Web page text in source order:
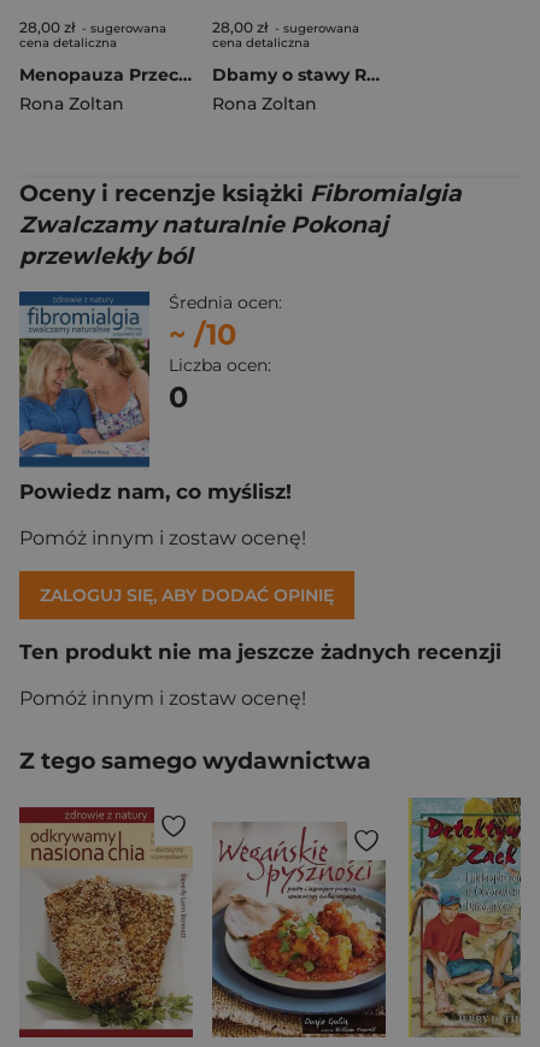
28,00 zł - sugerowana
cena detaliczna
Menopauza Przechodzimy naturalnie Naturalna terapia hormonalna
Rona Zoltan
28,00 zł - sugerowana
cena detaliczna
Dbamy o stawy Reumatoidalne zapalenie stawów
Rona Zoltan
Oceny i recenzje książki Fibromialgia
Zwalczamy naturalnie Pokonaj
przewlekły ból
Średnia ocen:
~ /10
Liczba ocen:
0
Powiedz nam, co myślisz!
Pomóż innym i zostaw ocenę!
ZALOGUJ SIĘ, ABY DODAĆ OPINIĘ
Ten produkt nie ma jeszcze żadnych recenzji
Pomóż innym i zostaw ocenę!
Z tego samego wydawnictwa